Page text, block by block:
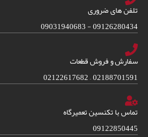
تلفن های ضروری
09126280434 - 09031940683
سفارش و فروش قطعات
02188701591 – 02122617682
تماس با تکنسین تعمیرگاه
09122850445